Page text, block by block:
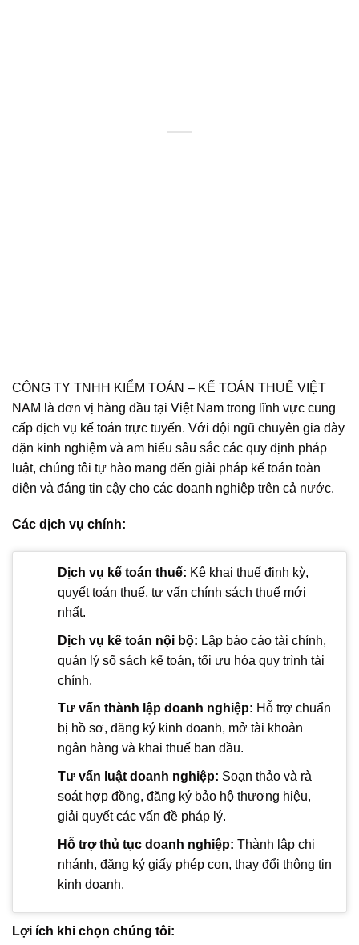
CÔNG TY TNHH KIỂM TOÁN – KẾ TOÁN THUẾ VIỆT
NAM là đơn vị hàng đầu tại Việt Nam trong lĩnh vực cung
cấp dịch vụ kế toán trực tuyến. Với đội ngũ chuyên gia dày
dặn kinh nghiệm và am hiểu sâu sắc các quy định pháp
luật, chúng tôi tự hào mang đến giải pháp kế toán toàn
diện và đáng tin cậy cho các doanh nghiệp trên cả nước.
Các dịch vụ chính:
Dịch vụ kế toán thuế: Kê khai thuế định kỳ,
quyết toán thuế, tư vấn chính sách thuế mới
nhất.
Dịch vụ kế toán nội bộ: Lập báo cáo tài chính,
quản lý sổ sách kế toán, tối ưu hóa quy trình tài
chính.
Tư vấn thành lập doanh nghiệp: Hỗ trợ chuẩn
bị hồ sơ, đăng ký kinh doanh, mở tài khoản
ngân hàng và khai thuế ban đầu.
Tư vấn luật doanh nghiệp: Soạn thảo và rà
soát hợp đồng, đăng ký bảo hộ thương hiệu,
giải quyết các vấn đề pháp lý.
Hỗ trợ thủ tục doanh nghiệp: Thành lập chi
nhánh, đăng ký giấy phép con, thay đổi thông tin
kinh doanh.
Lợi ích khi chọn chúng tôi: